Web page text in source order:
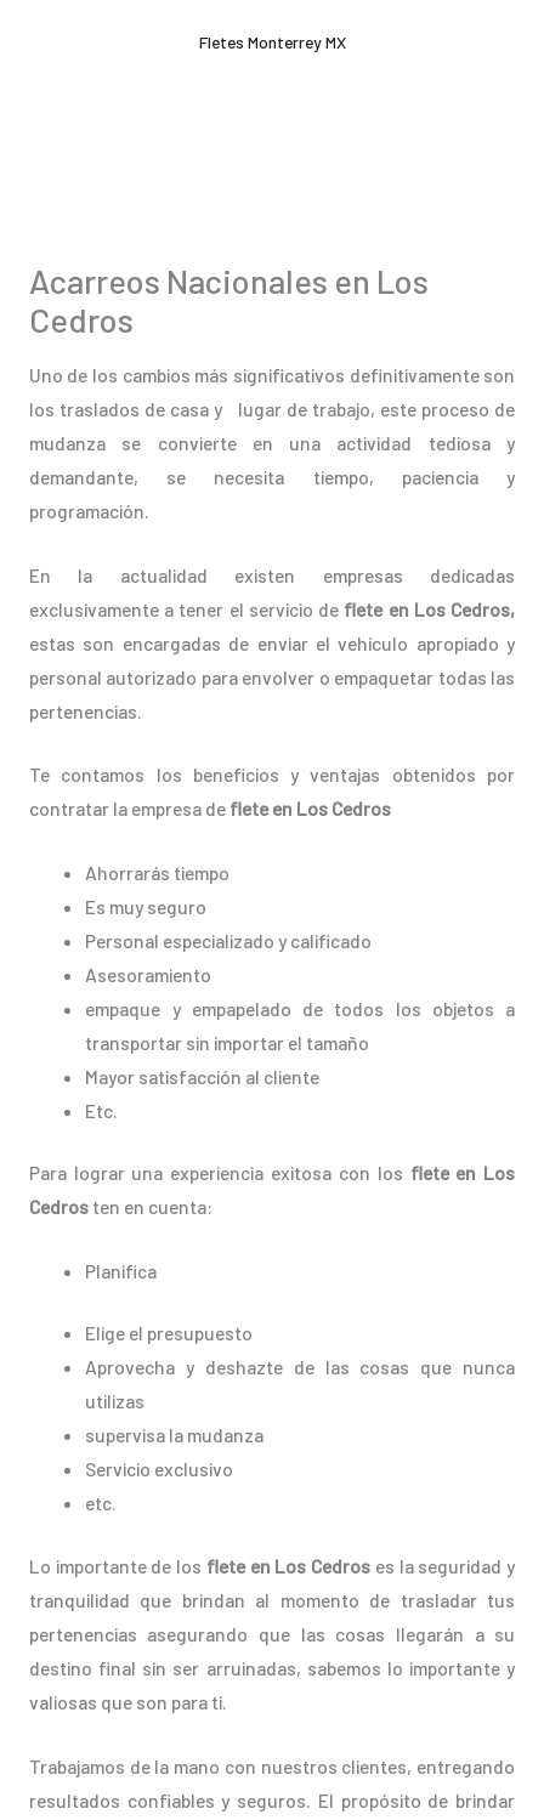
Fletes Monterrey MX
Acarreos Nacionales en Los
Cedros
Uno de los cambios más significativos definitivamente son
los traslados de casa y lugar de trabajo, este proceso de
mudanza se convierte en una actividad tediosa y
demandante, se necesita tiempo, paciencia y
programación.
En la actualidad existen empresas dedicadas
exclusivamente a tener el servicio de flete en Los Cedros,
estas son encargadas de enviar el vehículo apropiado y
personal autorizado para envolver o empaquetar todas las
pertenencias.
Te contamos los beneficios y ventajas obtenidos por
contratar la empresa de flete en Los Cedros
Ahorrarás tiempo
Es muy seguro
Personal especializado y calificado
Asesoramiento
empaque y empapelado de todos los objetos a
transportar sin importar el tamaño
Mayor satisfacción al cliente
Etc.
Para lograr una experiencia exitosa con los flete en Los
Cedrosten en cuenta:
Planifica
Elige el presupuesto
Aprovecha y deshazte de las cosas que nunca
utilizas
supervisa la mudanza
Servicio exclusivo
etc.
Lo importante de los flete en Los Cedros es la seguridad y
tranquilidad que brindan al momento de trasladar tus
pertenencias asegurando que las cosas llegarán a su
destino final sin ser arruinadas, sabemos lo importante y
valiosas que son para ti.
Trabajamos de la mano con nuestros clientes, entregando
resultados confiables y seguros. El propósito de brindar